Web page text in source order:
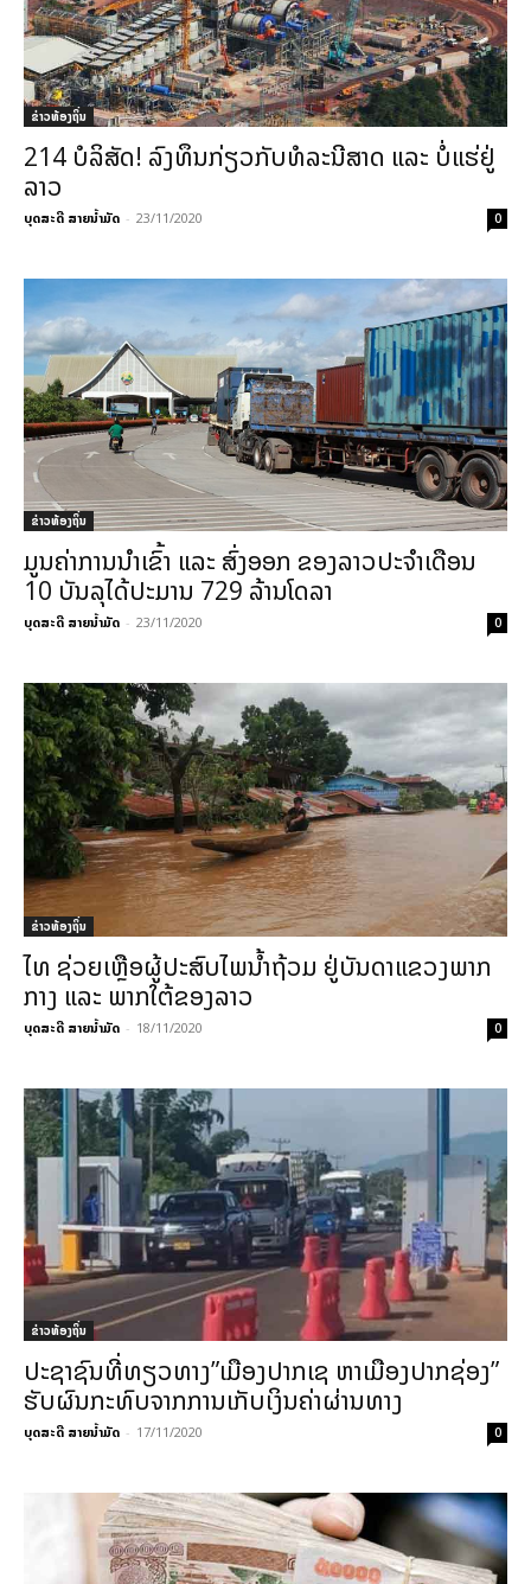
ຂ່າວທ້ອງຖິ່ນ
214 ບໍລິສັດ! ລົງທຶນກ່ຽວກັບທໍລະນີສາດ ແລະ ບໍ່ແຮ່ຢູ່
ລາວ
ບຸດສະດີ ສາຍນ້ຳມັດ - 23/11/2020 0
ຂ່າວທ້ອງຖິ່ນ
ມູນຄ່າການນໍາເຂົ້າ ແລະ ສົ່ງອອກ ຂອງລາວປະຈໍາເດືອນ
10 ບັນລຸໄດ້ປະມານ 729 ລ້ານໂດລາ
ບຸດສະດີ ສາຍນ້ຳມັດ - 23/11/2020 0
ຂ່າວທ້ອງຖິ່ນ
ໄທ ຊ່ວຍເຫຼືອຜູ້ປະສົບໄພນໍ້າຖ້ວມ ຢູ່ບັນດາແຂວງພາກ
ກາງ ແລະ ພາກໃຕ້ຂອງລາວ
ບຸດສະດີ ສາຍນ້ຳມັດ - 18/11/2020 0
ຂ່າວທ້ອງຖິ່ນ
ປະຊາຊົນທີ່ທຽວທາງ”ເມືອງປາກເຊ ຫາເມືອງປາກຊ່ອງ”
ຮັບຜົນກະທົບຈາກການເກັບເງິນຄ່າຜ່ານທາງ
ບຸດສະດີ ສາຍນ້ຳມັດ - 17/11/2020 0